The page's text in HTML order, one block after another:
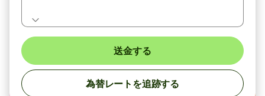
送金する
為替レートを追跡する